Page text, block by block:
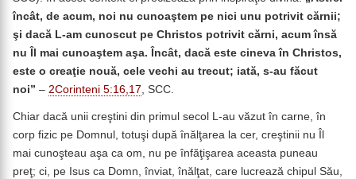
încât, de acum, noi nu cunoaştem pe nici unu potrivit cărnii;
şi dacă L-am cunoscut pe Christos potrivit cărni, acum însă
nu Îl mai cunoaştem aşa. Încât, dacă este cineva în Christos,
este o creaţie nouă, cele vechi au trecut; iată, s-au făcut
noi” – 2Corinteni 5:16,17 , SCC.
Chiar dacă unii creştini din primul secol L-au văzut în carne, în
corp fizic pe Domnul, totuşi după înălţarea la cer, creştinii nu Îl
mai cunoşteau aşa ca om, nu pe înfăţişarea aceasta puneau
preţ; ci, pe Isus ca Domn, înviat, înălţat, care lucrează chipul Său,